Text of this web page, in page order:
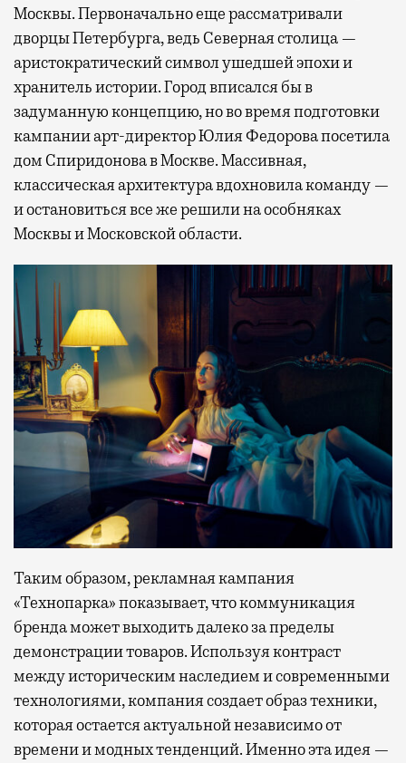
Москвы. Первоначально еще рассматривали
дворцы Петербурга, ведь Северная столица —
аристократический символ ушедшей эпохи и
хранитель истории. Город вписался бы в
задуманную концепцию, но во время подготовки
кампании арт-директор Юлия Федорова посетила
дом Спиридонова в Москве. Массивная,
классическая архитектура вдохновила команду —
и остановиться все же решили на особняках
Москвы и Московской области.
Таким образом, рекламная кампания
«Технопарка» показывает, что коммуникация
бренда может выходить далеко за пределы
демонстрации товаров. Используя контраст
между историческим наследием и современными
технологиями, компания создает образ техники,
которая остается актуальной независимо от
времени и модных тенденций. Именно эта идея —